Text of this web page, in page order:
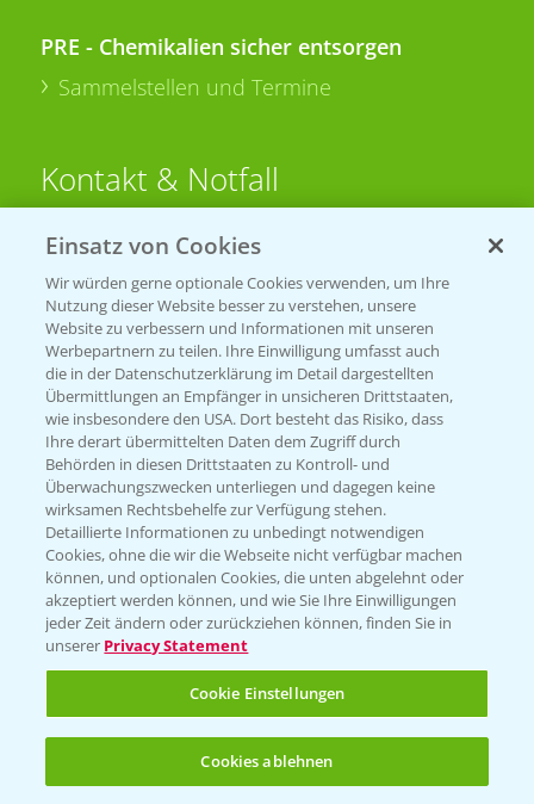
PRE - Chemikalien sicher entsorgen
Sammelstellen und Termine
Kontakt & Notfall
Beratung auf WhatsApp
T.+49 (0)174 346 564 1
KONTAKT
Hilfe in Notfällen
T.+49 (0)214/30-20220
Folgen Sie uns
Einsatz von Cookies
Wir würden gerne optionale Cookies verwenden, um Ihre
Nutzung dieser Website besser zu verstehen, unsere
Website zu verbessern und Informationen mit unseren
Werbepartnern zu teilen. Ihre Einwilligung umfasst auch
die in der Datenschutzerklärung im Detail dargestellten
Übermittlungen an Empfänger in unsicheren Drittstaaten,
wie insbesondere den USA. Dort besteht das Risiko, dass
Ihre derart übermittelten Daten dem Zugriff durch
Behörden in diesen Drittstaaten zu Kontroll- und
Überwachungszwecken unterliegen und dagegen keine
wirksamen Rechtsbehelfe zur Verfügung stehen.
Detaillierte Informationen zu unbedingt notwendigen
Cookies, ohne die wir die Webseite nicht verfügbar machen
können, und optionalen Cookies, die unten abgelehnt oder
akzeptiert werden können, und wie Sie Ihre Einwilligungen
jeder Zeit ändern oder zurückziehen können, finden Sie in
unserer Privacy Statement
Cookie Einstellungen
Cookies ablehnen